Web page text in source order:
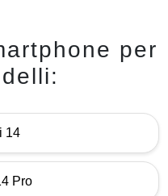
per
14
Pro